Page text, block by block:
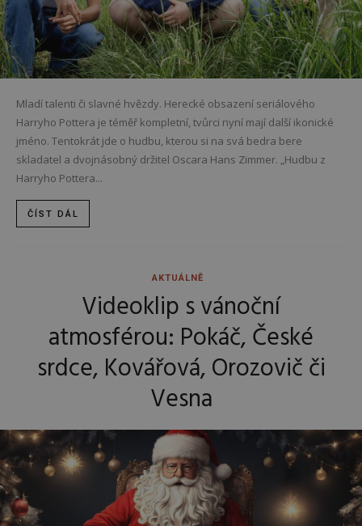
Mladí talenti či slavné hvězdy. Herecké obsazení seriálového
Harryho Pottera je téměř kompletní, tvůrci nyní mají další ikonické
jméno. Tentokrát jde o hudbu, kterou si na svá bedra bere
skladatel a dvojnásobný držitel Oscara Hans Zimmer. „Hudbu z
Harryho Pottera...
ČÍST DÁL
AKTUÁLNĚ
Videoklip s vánoční
atmosférou: Pokáč, České
srdce, Kovářová, Orozovič či
Vesna